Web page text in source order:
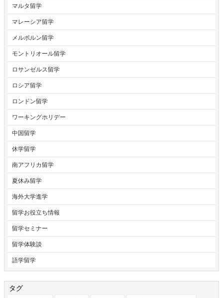
マルタ留学
マレーシア留学
メルボルン留学
モントリオール留学
ロサンゼルス留学
ロシア留学
ロンドン留学
ワーキングホリデー
中国留学
休学留学
南アフリカ留学
夏休み留学
海外大学進学
留学お役立ち情報
留学セミナー
留学体験談
語学留学
タグ